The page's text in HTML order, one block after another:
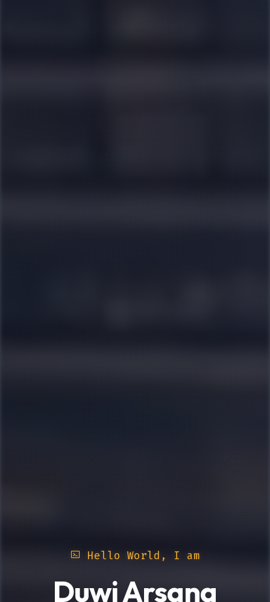
Hello World, I am
Duwi Arsana